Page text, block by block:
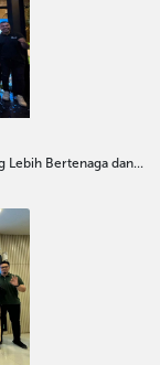
Lebih Bertenaga dan...